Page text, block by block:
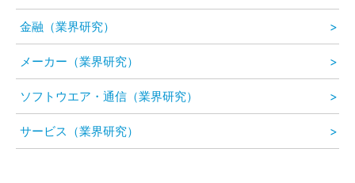
金融（業界研究）
メーカー（業界研究）
ソフトウエア・通信（業界研究）
サービス（業界研究）